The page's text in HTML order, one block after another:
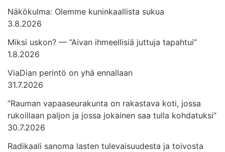
Näkökulma: Olemme kuninkaallista sukua
3.8.2026
Miksi uskon? — ”Aivan ihmeellisiä juttuja tapahtui”
1.8.2026
ViaDian perintö on yhä ennallaan
31.7.2026
”Rauman vapaaseurakunta on rakastava koti, jossa
rukoillaan paljon ja jossa jokainen saa tulla kohdatuksi”
30.7.2026
Radikaali sanoma lasten tulevaisuudesta ja toivosta